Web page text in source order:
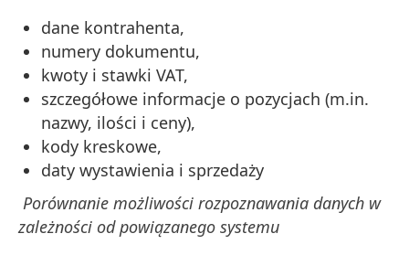
dane kontrahenta,
numery dokumentu,
kwoty i stawki VAT,
szczegółowe informacje o pozycjach (m.in.
nazwy, ilości i ceny),
kody kreskowe,
daty wystawienia i sprzedaży
Porównanie możliwości rozpoznawania danych w
zależności od powiązanego systemu